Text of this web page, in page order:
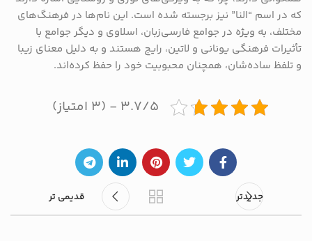
که در اسم “النا” نیز برجسته شده است. این نام‌ها در فرهنگ‌های
مختلف، به ویژه در جوامع فارسی‌زبان، اسلاوی و دیگر جوامع با
تأثیرات فرهنگی یونانی و لاتین، رایج هستند و به دلیل معنای زیبا
و تلفظ ساده‌شان، همچنان محبوبیت خود را حفظ کرده‌اند.
۳.۷/۵ - (۳ امتیاز)
جدیدتر قدیمی تر